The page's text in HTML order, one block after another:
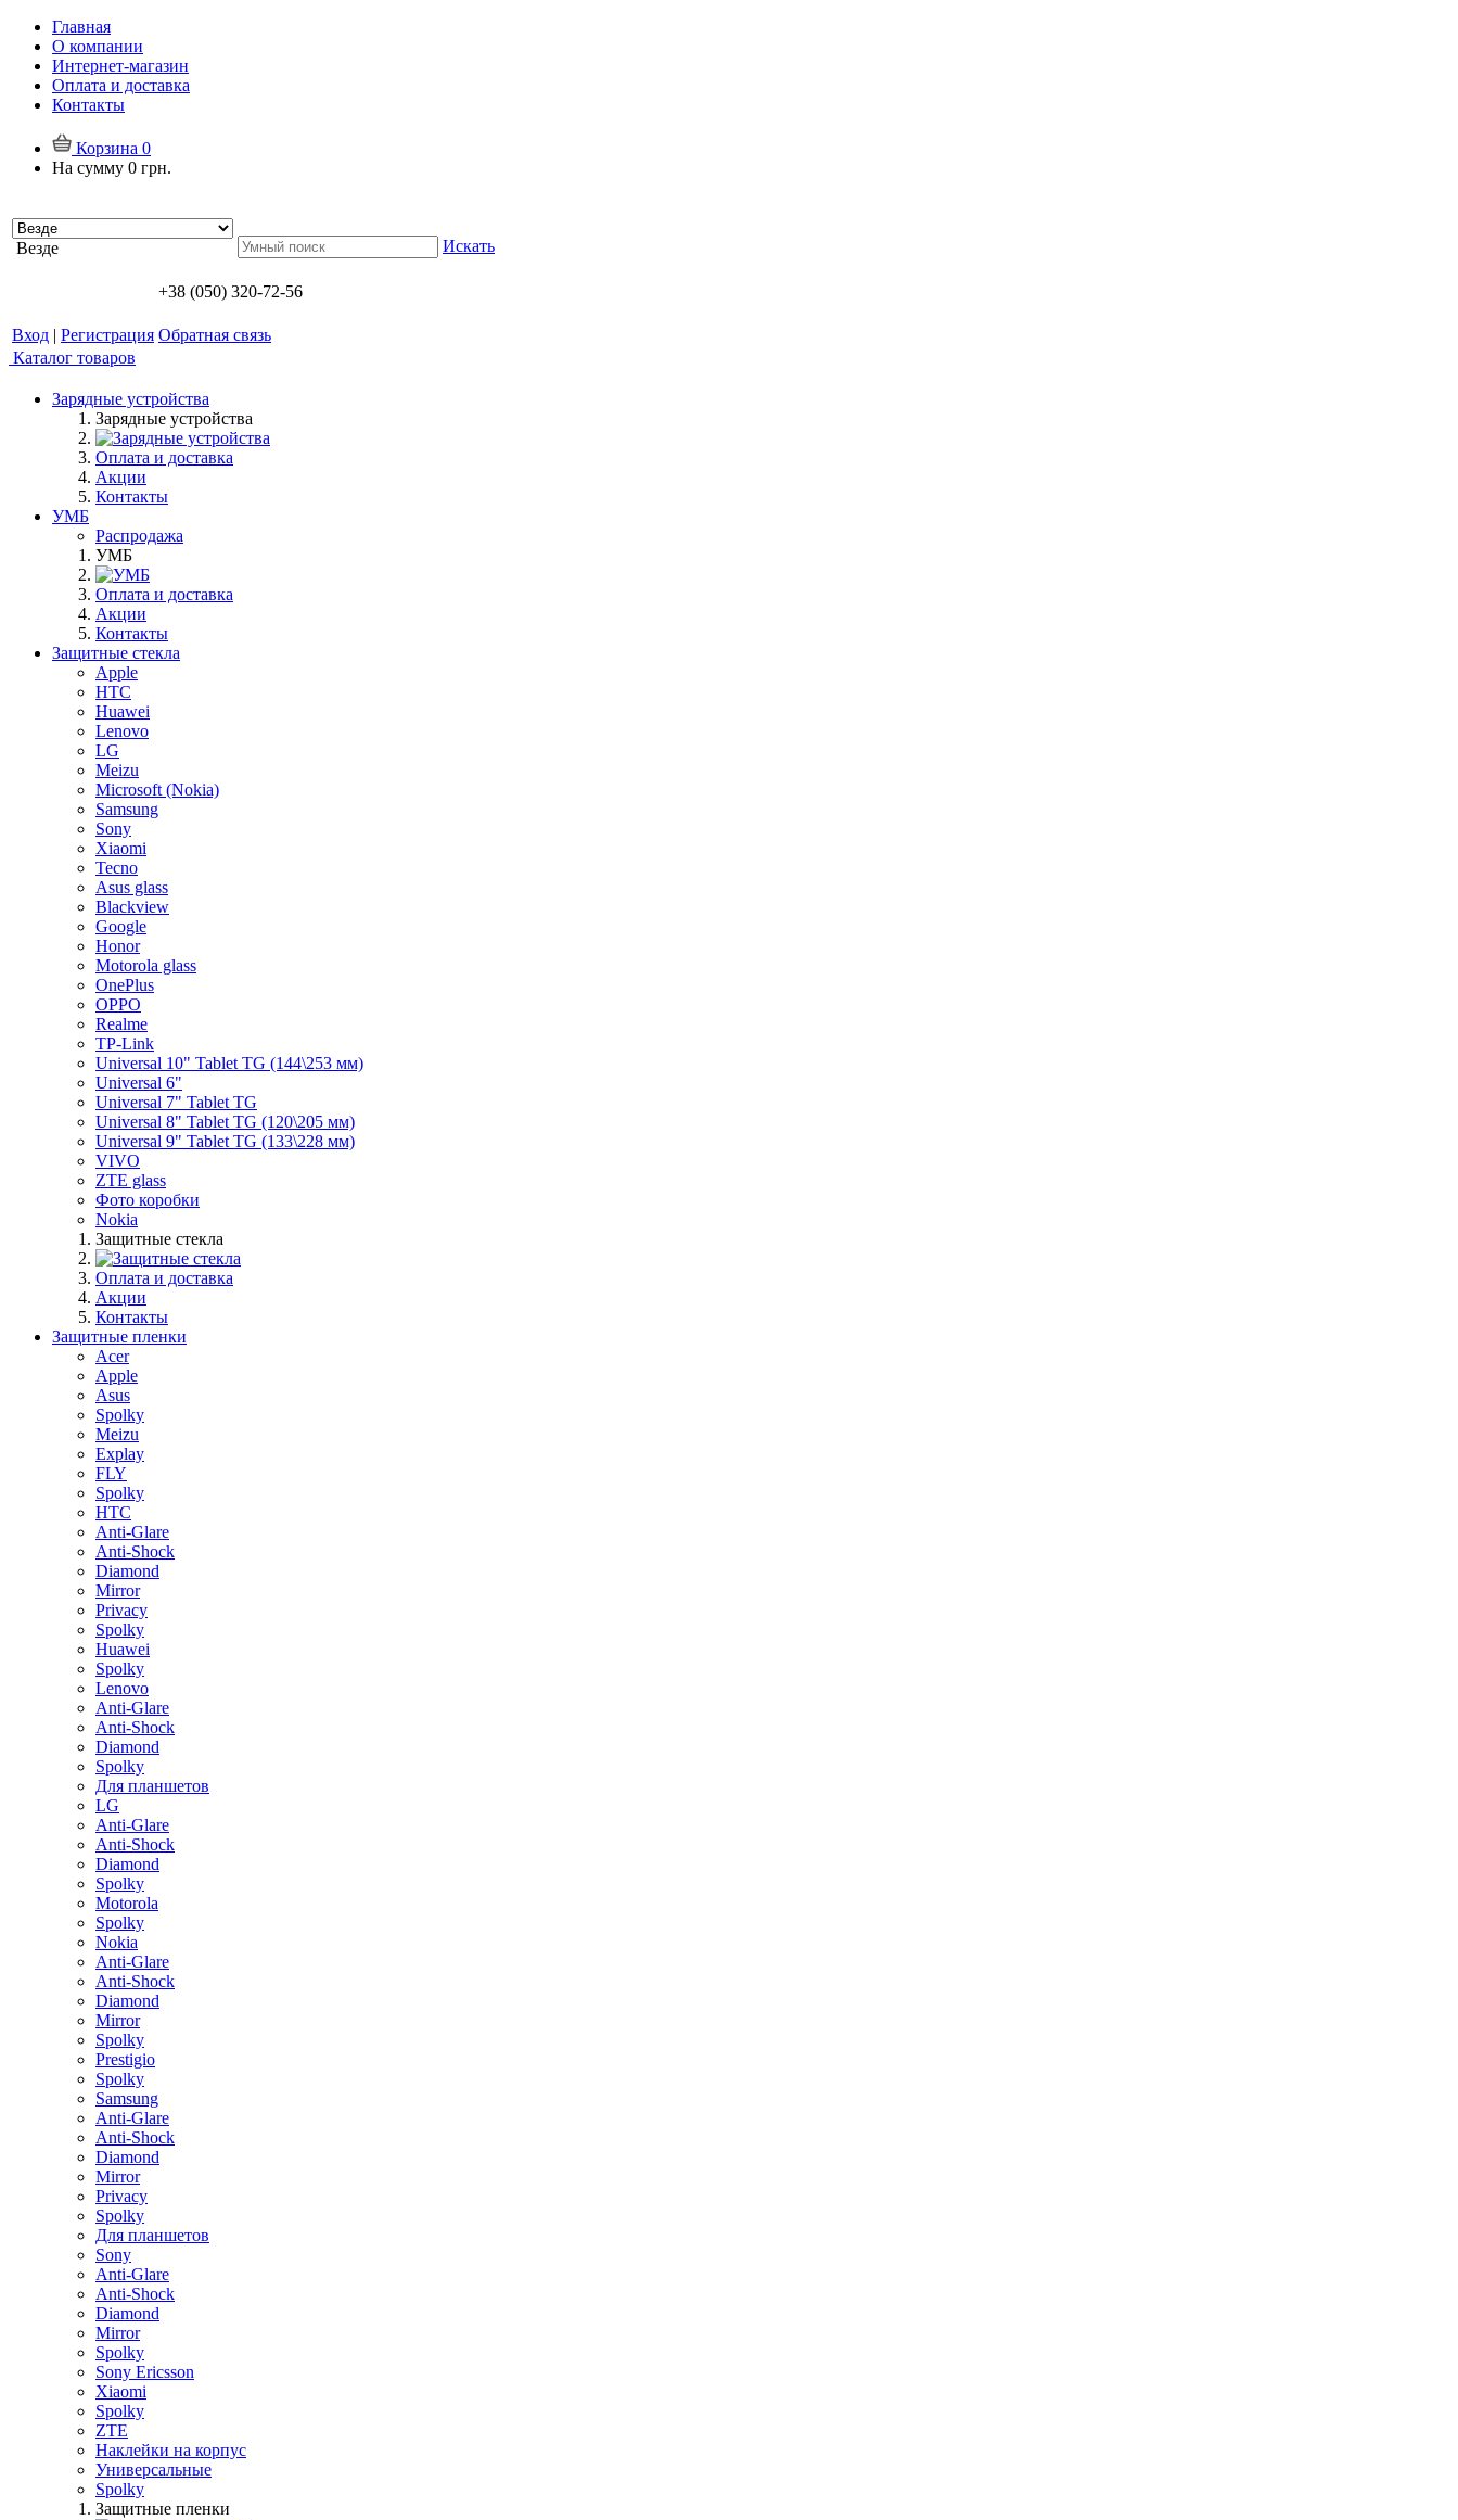
Главная
О компании
Интернет-магазин
Оплата и доставка
Контакты
Корзина 0
На сумму 0 грн.
Везде Искать
+38 (050) 320-72-56
Вход | Регистрация Обратная связь
Каталог товаров
Зарядные устройства
Зарядные устройства
Оплата и доставка
Акции
Контакты
УМБ
Распродажа
УМБ
Оплата и доставка
Акции
Контакты
Защитные стекла
Apple
HTC
Huawei
Lenovo
LG
Meizu
Microsoft (Nokia)
Samsung
Sony
Xiaomi
Tecno
Asus glass
Blackview
Google
Honor
Motorola glass
OnePlus
OPPO
Realme
TP-Link
Universal 10" Tablet TG (144\253 мм)
Universal 6"
Universal 7" Tablet TG
Universal 8" Tablet TG (120\205 мм)
Universal 9" Tablet TG (133\228 мм)
VIVO
ZTE glass
Фото коробки
Nokia
Защитные стекла
Оплата и доставка
Акции
Контакты
Защитные пленки
Acer
Apple
Asus
Spolky
Meizu
Explay
FLY
Spolky
HTC
Anti-Glare
Anti-Shock
Diamond
Mirror
Privacy
Spolky
Huawei
Spolky
Lenovo
Anti-Glare
Anti-Shock
Diamond
Spolky
Для планшетов
LG
Anti-Glare
Anti-Shock
Diamond
Spolky
Motorola
Spolky
Nokia
Anti-Glare
Anti-Shock
Diamond
Mirror
Spolky
Prestigio
Spolky
Samsung
Anti-Glare
Anti-Shock
Diamond
Mirror
Privacy
Spolky
Для планшетов
Sony
Anti-Glare
Anti-Shock
Diamond
Mirror
Spolky
Sony Ericsson
Xiaomi
Spolky
ZTE
Наклейки на корпус
Универсальные
Spolky
Защитные пленки